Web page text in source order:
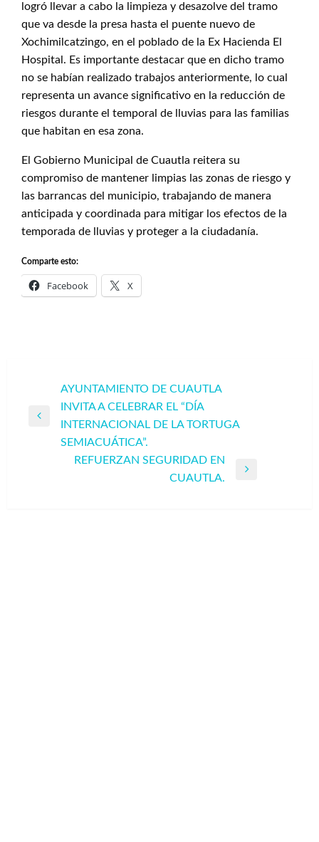
logró llevar a cabo la limpieza y desazolve del tramo
que va desde la presa hasta el puente nuevo de
Xochimilcatzingo, en el poblado de la Ex Hacienda El
Hospital. Es importante destacar que en dicho tramo
no se habían realizado trabajos anteriormente, lo cual
representa un avance significativo en la reducción de
riesgos durante el temporal de lluvias para las familias
que habitan en esa zona.
El Gobierno Municipal de Cuautla reitera su
compromiso de mantener limpias las zonas de riesgo y
las barrancas del municipio, trabajando de manera
anticipada y coordinada para mitigar los efectos de la
temporada de lluvias y proteger a la ciudadanía.
Comparte esto:
Facebook X
Navegación
de
entradas
Entrada
anterior
AYUNTAMIENTO DE CUAUTLA
INVITA A CELEBRAR EL “DÍA
INTERNACIONAL DE LA TORTUGA
SEMIACUÁTICA”.
REFUERZAN SEGURIDAD EN
CUAUTLA.